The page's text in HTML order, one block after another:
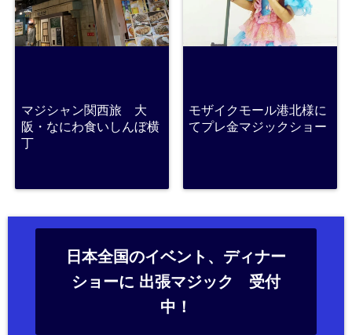
マジシャン関西旅 大
阪・なにわ食いしんぼ横
丁
モザイクモール港北様に
てプレ金マジックショー
日本全国のイベント、ディナー
ショーに 出張マジック 受付
中！